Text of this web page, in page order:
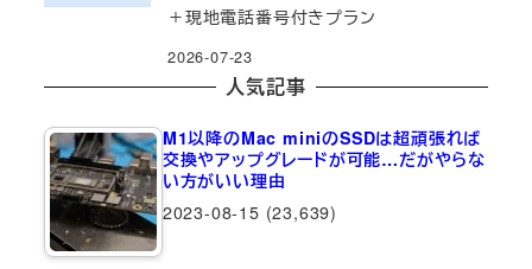
＋現地電話番号付きプラン
2026-07-23
人気記事
M1以降のMac miniのSSDは超頑張れば
交換やアップグレードが可能…だがやらな
い方がいい理由
2023-08-15 (23,639)